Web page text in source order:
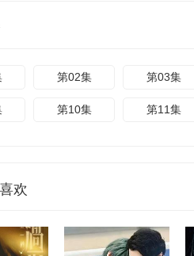
第02集 第03集
第10集 第11集
欢